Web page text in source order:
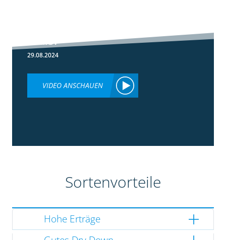
Mais?
29.08.2024
VIDEO ANSCHAUEN
Sortenvorteile
Hohe Erträge